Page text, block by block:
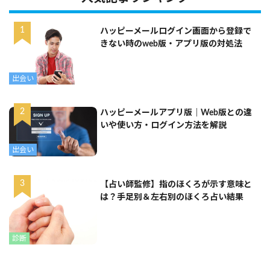
出会い
ハッピーメールログイン画面から登録で
きない時のweb版・アプリ版の対処法
出会い
ハッピーメールアプリ版｜Web版との違
いや使い方・ログイン方法を解説
診断
【占い師監修】指のほくろが示す意味と
は？手足別＆左右別のほくろ占い結果